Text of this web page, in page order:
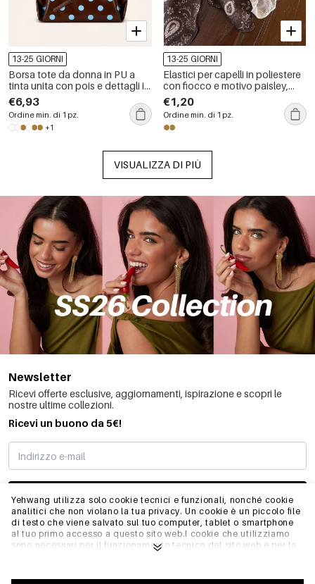
Yehwang utilizza solo cookie tecnici e funzionali, nonché cookie
analitici che non violano la tua privacy. Un cookie è un piccolo file
di testo che viene salvato sul tuo computer, tablet o smartphone
al tuo primo accesso a questo sito web.I cookie che utilizziamo
sono necessari per il funzionamento tecnico del sito web e per la
permettono anche di ottimizzare il nostro sito web.Per garantire
13-25 GIORNI
Borsa tote da donna in PU a
tinta unita con pois e dettagli in
metallo, stile casual.
€6,93
Ordine min. di 1 pz.
+1
13-25 GIORNI
Elastici per capelli in poliestere
con fiocco e motivo paisley,
serie Ethnic.
€1,20
Ordine min. di 1 pz.
VISUALIZZA DI PIÙ
Newsletter
Ricevi offerte esclusive, aggiornamenti, ispirazione e scopri le
nostre ultime collezioni.
Ricevi un buono da 5€!
MI STO REGISTRANDO
INFO